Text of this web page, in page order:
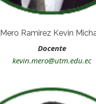
Mero Ramirez Kevin
Docente
kevin.mero@utm.edu.ec